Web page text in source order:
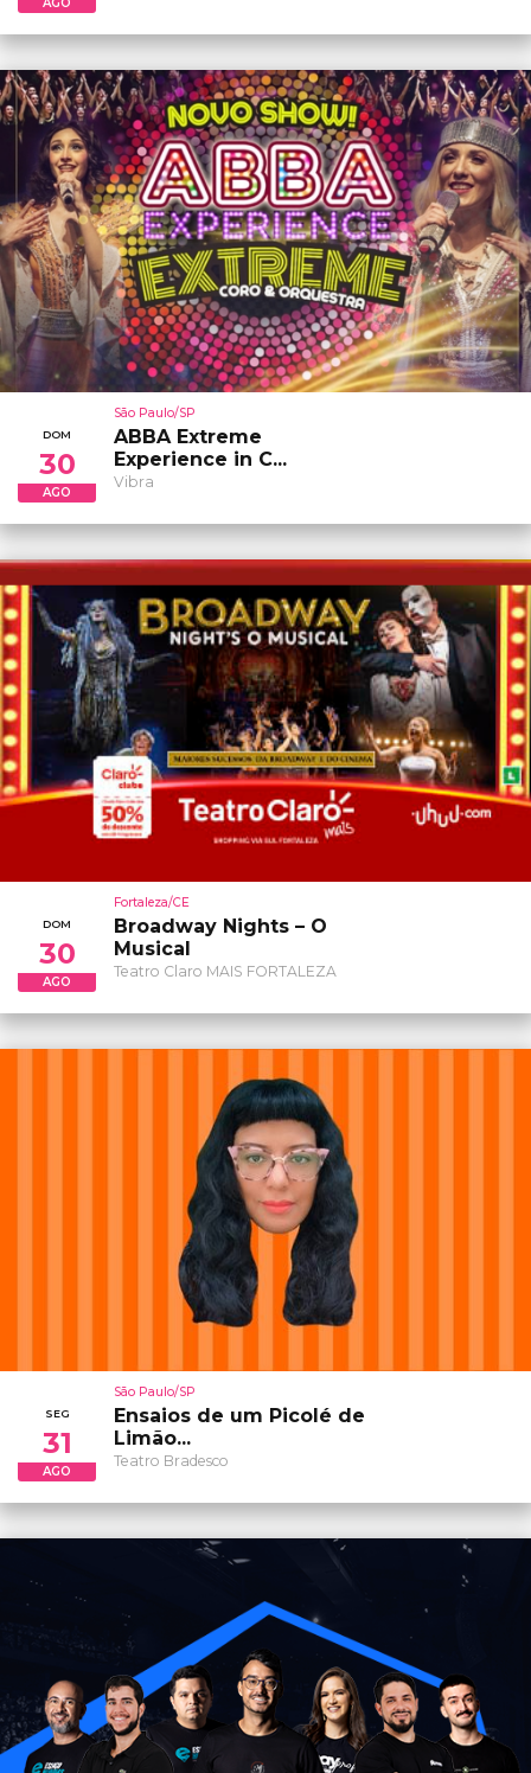
DOM
30
AGO
São Paulo/SP
ABBA Extreme
Experience in C...
Vibra
DOM
30
AGO
Fortaleza/CE
Broadway Nights – O
Musical
Teatro Claro MAIS FORTALEZA
SEG
31
AGO
São Paulo/SP
Ensaios de um Picolé de
Limão...
Teatro Bradesco